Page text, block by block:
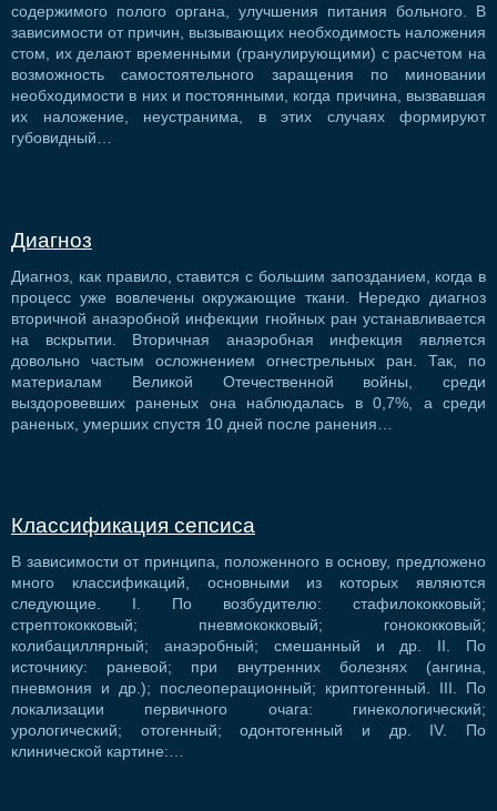
содержимого полого органа, улучшения питания больного. В
зависимости от причин, вызывающих необходимость наложения
стом, их делают временными (гранулирующими) с расчетом на
возможность самостоятельного заращения по миновании
необходимости в них и постоянными, когда причина, вызвавшая
их наложение, неустранима, в этих случаях формируют
губовидный…
Диагноз
Диагноз, как правило, ставится с большим запозданием, когда в
процесс уже вовлечены окружающие ткани. Нередко диагноз
вторичной анаэробной инфекции гнойных ран устанавливается
на вскрытии. Вторичная анаэробная инфекция является
довольно частым осложнением огнестрельных ран. Так, по
материалам Великой Отечественной войны, среди
выздоровевших раненых она наблюдалась в 0,7%, а среди
раненых, умерших спустя 10 дней после ранения…
Классификация сепсиса
В зависимости от принципа, положенного в основу, предложено
много классификаций, основными из которых являются
следующие. I. По возбудителю: стафилококковый;
стрептококковый; пневмококковый; гонококковый;
колибациллярный; анаэробный; смешанный и др. II. По
источнику: раневой; при внутренних болезнях (ангина,
пневмония и др.); послеоперационный; криптогенный. III. По
локализации первичного очага: гинекологический;
урологический; отогенный; одонтогенный и др. IV. По
клинической картине:…